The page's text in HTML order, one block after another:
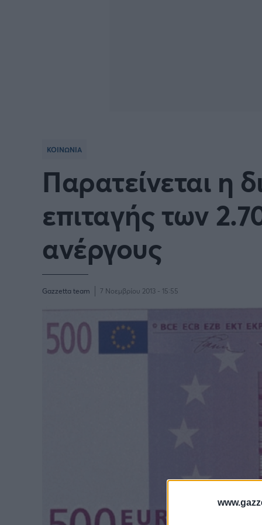
ΚΟΙΝΩΝΙΑ
Παρατείνεται η
επιταγής των
ανέργους
Gazzetta team 7 Νοεμβρίου 2013 - 15:55